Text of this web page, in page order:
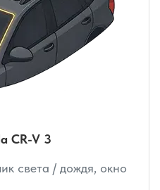
CR-V 3
света / дождя, окно